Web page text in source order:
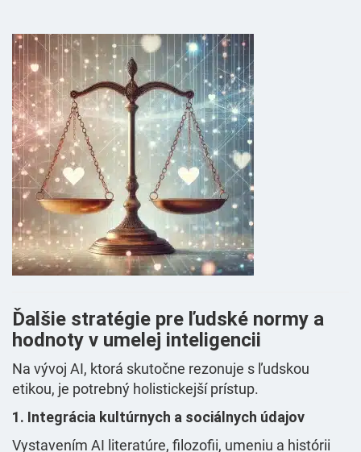
Ďalšie stratégie pre ľudské normy a
hodnoty v umelej inteligencii
Na vývoj AI, ktorá skutočne rezonuje s ľudskou
etikou, je potrebný holistickejší prístup.
1. Integrácia kultúrnych a sociálnych údajov
Vystavením AI literatúre, filozofii, umeniu a histórii